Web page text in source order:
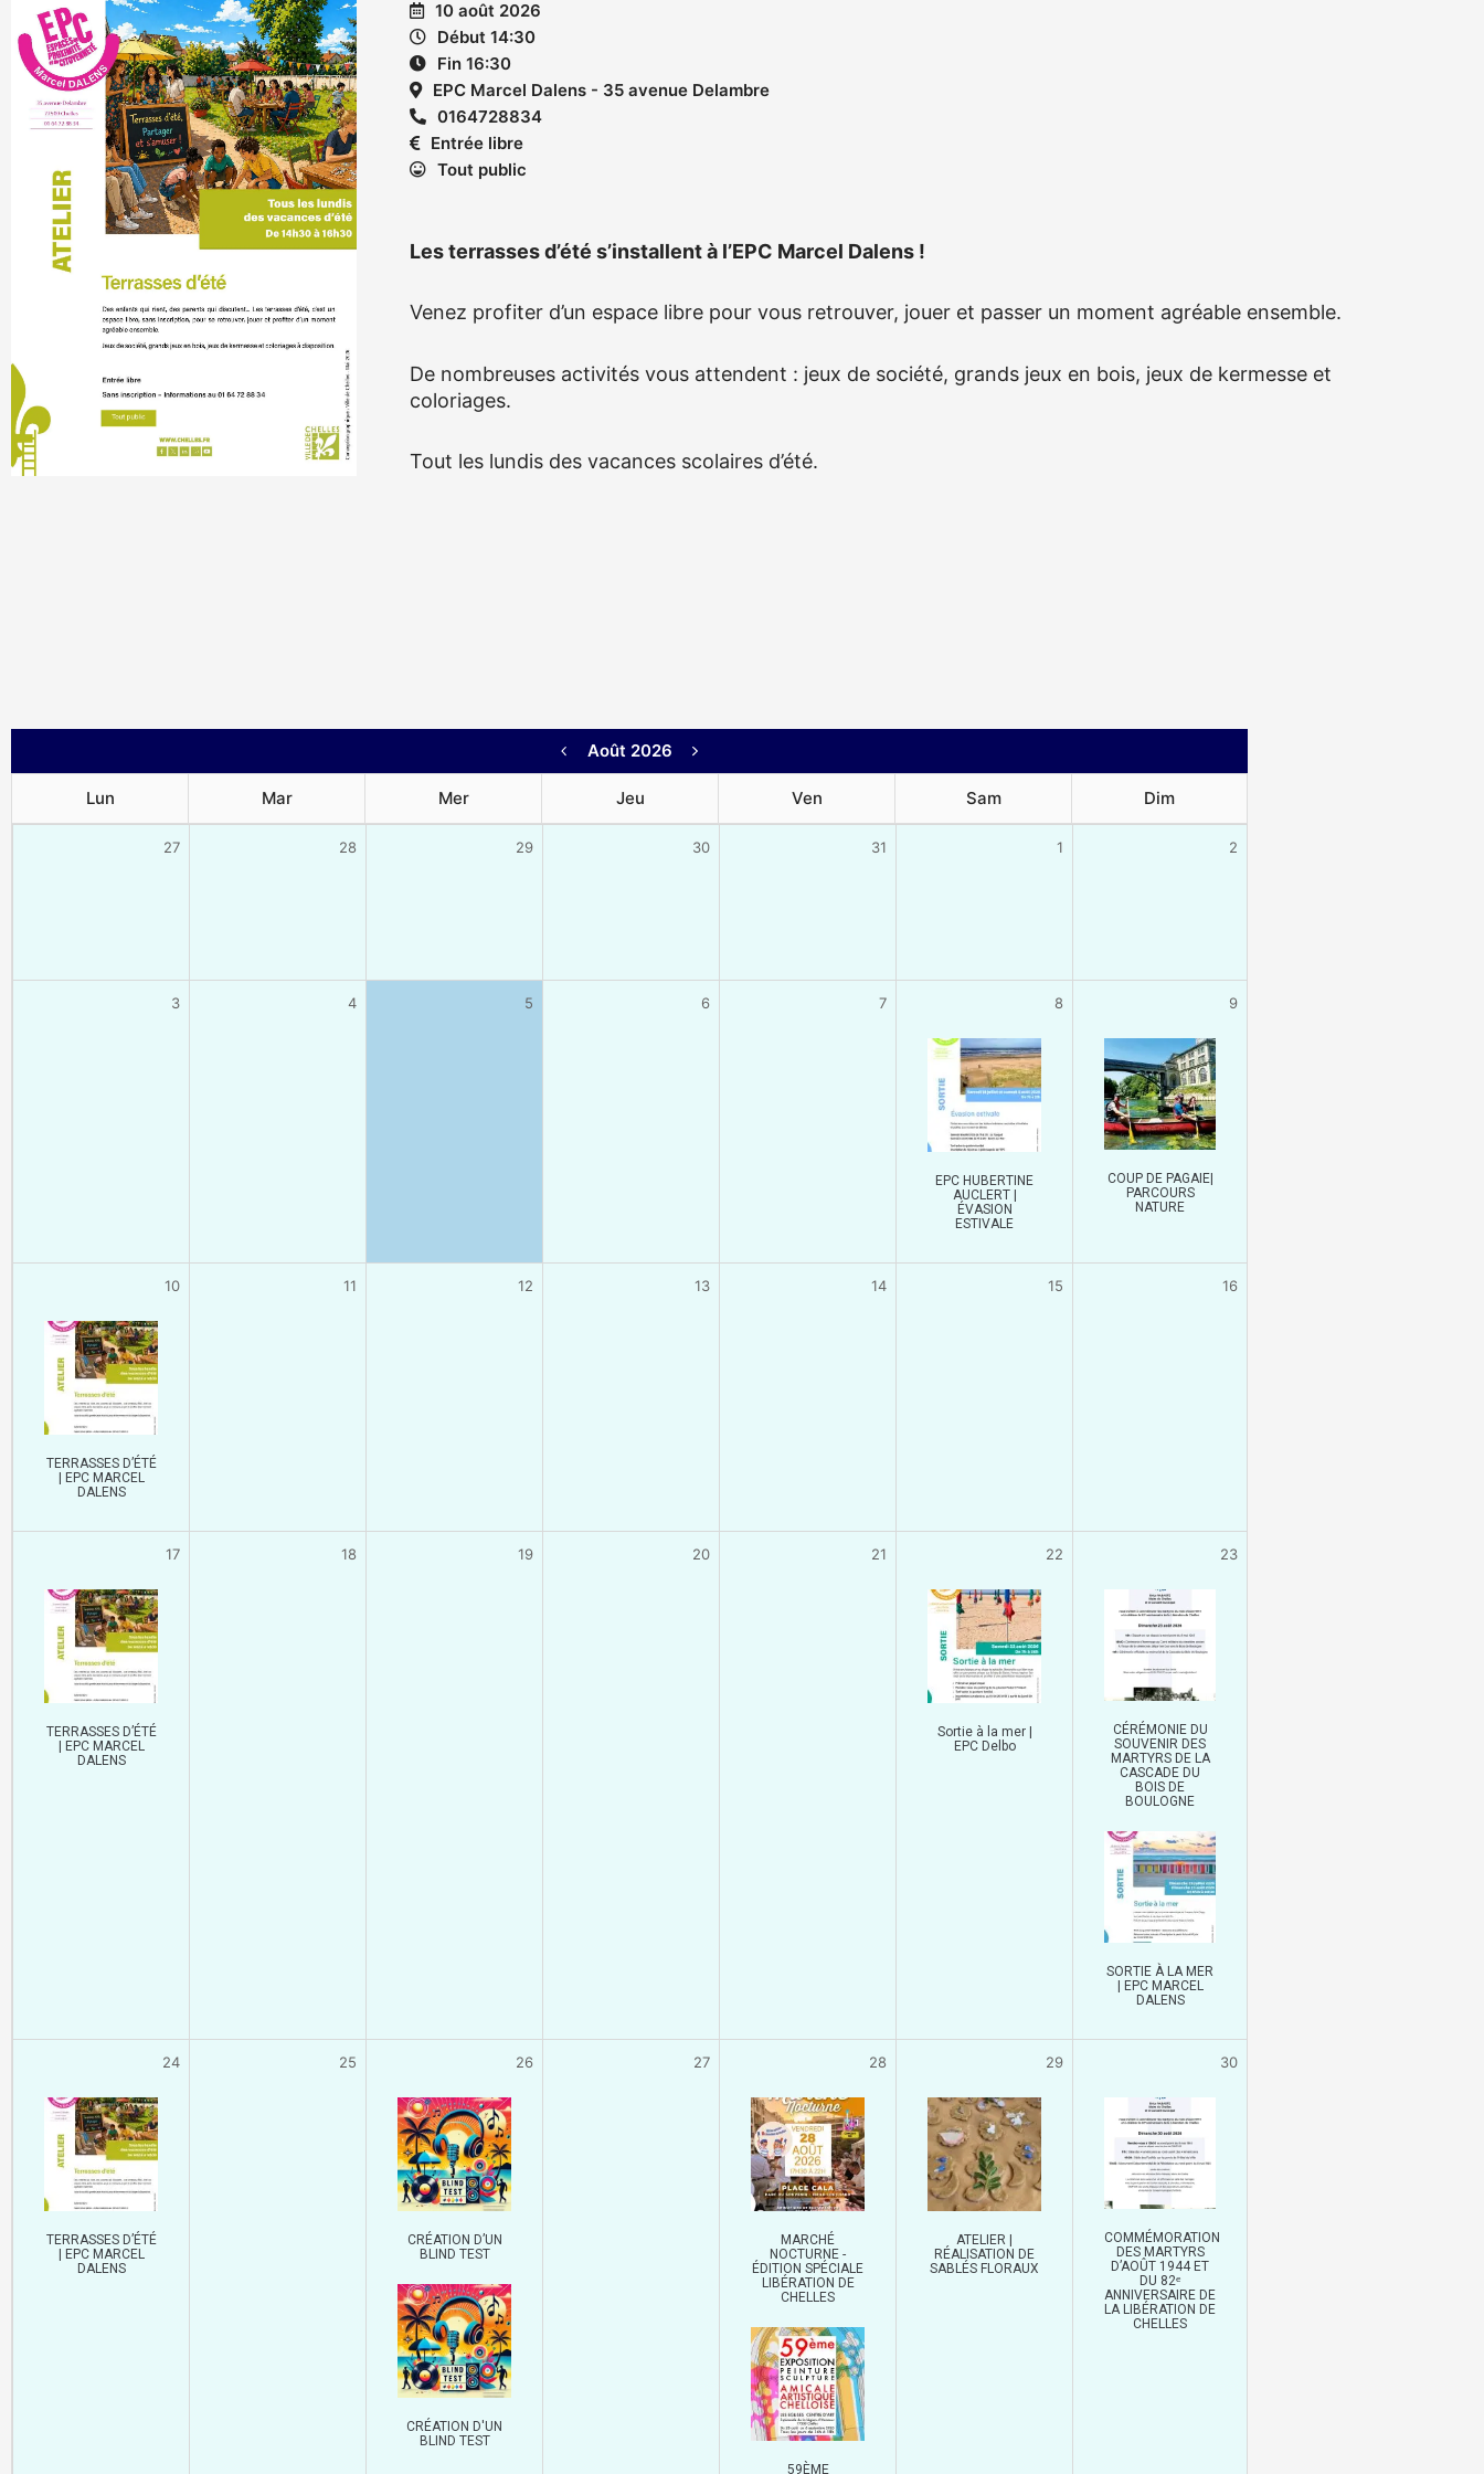
10 août 2026
Début 14:30
Fin 16:30
EPC Marcel Dalens - 35 avenue Delambre
0164728834
Entrée libre
Tout public
Les terrasses d’été s’installent à l’EPC Marcel Dalens !
Venez profiter d’un espace libre pour vous retrouver, jouer et passer un moment agréable ensemble.
De nombreuses activités vous attendent : jeux de société, grands jeux en bois, jeux de kermesse et
coloriages.
Tout les lundis des vacances scolaires d’été.
Août 2026
Lun Mar Mer Jeu Ven Sam Dim
27 28 29 30 31 1 2
3 4 5 6 7 8
EPC HUBERTINE
AUCLERT |
ÉVASION
ESTIVALE
9
COUP DE PAGAIE|
PARCOURS
NATURE
10
TERRASSES D’ÉTÉ
| EPC MARCEL
DALENS
11 12 13 14 15 16
17
TERRASSES D’ÉTÉ
| EPC MARCEL
DALENS
18 19 20 21 22
Sortie à la mer |
EPC Delbo
23
CÉRÉMONIE DU
SOUVENIR DES
MARTYRS DE LA
CASCADE DU
BOIS DE
BOULOGNE
SORTIE À LA MER
| EPC MARCEL
DALENS
24
TERRASSES D’ÉTÉ
| EPC MARCEL
DALENS
25 26
CRÉATION D’UN
BLIND TEST
CRÉATION D'UN
BLIND TEST
27 28
MARCHÉ
NOCTURNE -
ÉDITION SPÉCIALE
LIBÉRATION DE
CHELLES
59ÈME
29
ATELIER |
RÉALISATION DE
SABLÉS FLORAUX
30
COMMÉMORATION
DES MARTYRS
D’AOÛT 1944 ET
DU 82ᵉ
ANNIVERSAIRE DE
LA LIBÉRATION DE
CHELLES